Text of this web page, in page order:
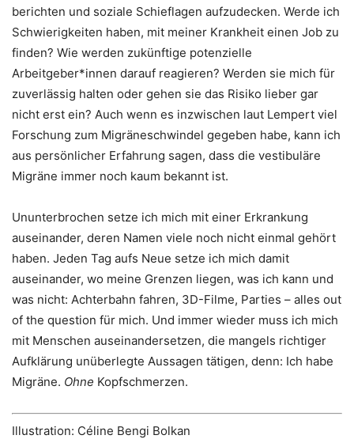
berichten und soziale Schieflagen aufzudecken. Werde ich
Schwierigkeiten haben, mit meiner Krankheit einen Job zu
finden? Wie werden zukünftige potenzielle
Arbeitgeber*innen darauf reagieren? Werden sie mich für
zuverlässig halten oder gehen sie das Risiko lieber gar
nicht erst ein? Auch wenn es inzwischen laut Lempert viel
Forschung zum Migräneschwindel gegeben habe, kann ich
aus persönlicher Erfahrung sagen, dass die vestibuläre
Migräne immer noch kaum bekannt ist.
Ununterbrochen setze ich mich mit einer Erkrankung
auseinander, deren Namen viele noch nicht einmal gehört
haben. Jeden Tag aufs Neue setze ich mich damit
auseinander, wo meine Grenzen liegen, was ich kann und
was nicht: Achterbahn fahren, 3D-Filme, Parties – alles out
of the question für mich. Und immer wieder muss ich mich
mit Menschen auseinandersetzen, die mangels richtiger
Aufklärung unüberlegte Aussagen tätigen, denn: Ich habe
Migräne. Ohne Kopfschmerzen.
Illustration: Céline Bengi Bolkan